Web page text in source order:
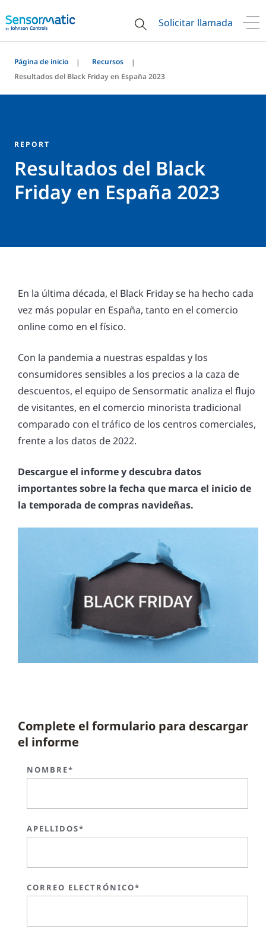
Solicitar llamada
Página de inicio
Recursos
Resultados del Black Friday en España 2023
REPORT
Resultados del Black
Friday en España 2023
En la última década, el Black Friday se ha hecho cada
vez más popular en España, tanto en el comercio
online como en el físico.
Con la pandemia a nuestras espaldas y los
consumidores sensibles a los precios a la caza de
descuentos, el equipo de Sensormatic analiza el flujo
de visitantes, en el comercio minorista tradicional
comparado con el tráfico de los centros comerciales,
frente a los datos de 2022.
Descargue el informe y descubra datos
importantes sobre la fecha que marca el inicio de
la temporada de compras navideñas.
Complete el formulario para descargar
el informe
NOMBRE*
APELLIDOS*
CORREO ELECTRÓNICO*